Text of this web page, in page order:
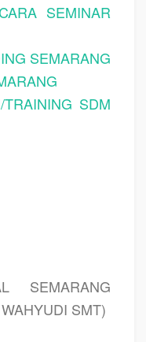
SEMINAR
SEMARANG
TRAINING SDM
SEMARANG
SMT)